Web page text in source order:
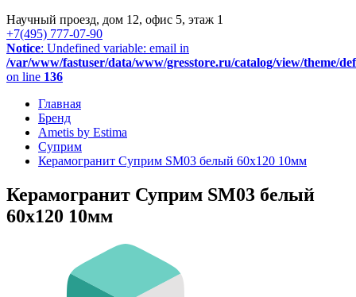
Научный проезд, дом 12, офис 5, этаж 1
+7(495) 777-07-90
Notice: Undefined variable: email in
/var/www/fastuser/data/www/gresstore.ru/catalog/view/theme/
on line 136
Главная
Бренд
Ametis by Estima
Суприм
Керамогранит Суприм SM03 белый 60x120 10мм
Керамогранит Суприм SM03 белый
60x120 10мм